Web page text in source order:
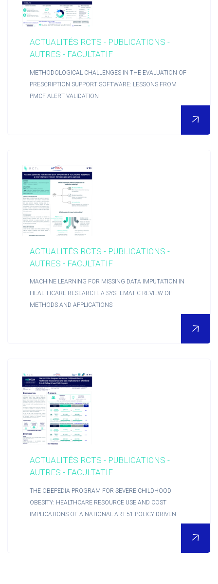
ACTUALITÉS RCTS - PUBLICATIONS -
AUTRES - FACULTATIF
METHODOLOGICAL CHALLENGES IN THE EVALUATION OF
PRESCRIPTION SUPPORT SOFTWARE: LESSONS FROM
PMCF ALERT VALIDATION
ACTUALITÉS RCTS - PUBLICATIONS -
AUTRES - FACULTATIF
MACHINE LEARNING FOR MISSING DATA IMPUTATION IN
HEALTHCARE RESEARCH: A SYSTEMATIC REVIEW OF
METHODS AND APPLICATIONS
ACTUALITÉS RCTS - PUBLICATIONS -
AUTRES - FACULTATIF
THE OBEPEDIA PROGRAM FOR SEVERE CHILDHOOD
OBESITY: HEALTHCARE RESOURCE USE AND COST
IMPLICATIONS OF A NATIONAL ART.51 POLICY-DRIVEN